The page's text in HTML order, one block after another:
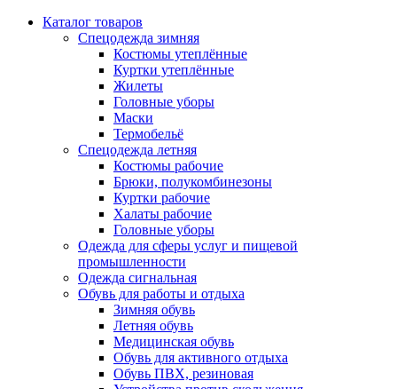
Каталог товаров
Спецодежда зимняя
Костюмы утеплённые
Куртки утеплённые
Жилеты
Головные уборы
Маски
Термобельё
Спецодежда летняя
Костюмы рабочие
Брюки, полукомбинезоны
Куртки рабочие
Халаты рабочие
Головные уборы
Одежда для сферы услуг и пищевой
промышленности
Одежда сигнальная
Обувь для работы и отдыха
Зимняя обувь
Летняя обувь
Медицинская обувь
Обувь для активного отдыха
Обувь ПВХ, резиновая